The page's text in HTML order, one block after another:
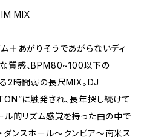
MIX
ム＋あがりそうであがらないディ
質感、BPM80~100以下の
2時間弱の長尺MIX。DJ
に触発され、長年探し続けて
的リズム感覚を持った曲の中で
ダンスホール〜クンビア〜南米ス